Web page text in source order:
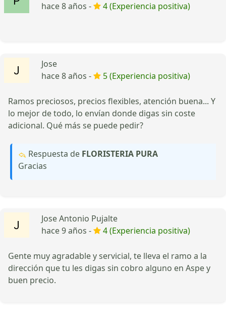
hace 8 años - 4 (Experiencia positiva)
Jose
hace 8 años -
5 (Experiencia positiva)
Ramos preciosos, precios flexibles, atención buena... Y
lo mejor de todo, lo envían donde digas sin coste
adicional. Qué más se puede pedir?
Respuesta de FLORISTERIA PURA
Gracias
Jose Antonio Pujalte
hace 9 años -
4 (Experiencia positiva)
Gente muy agradable y servicial, te lleva el ramo a la
dirección que tu les digas sin cobro alguno en Aspe y
buen precio.